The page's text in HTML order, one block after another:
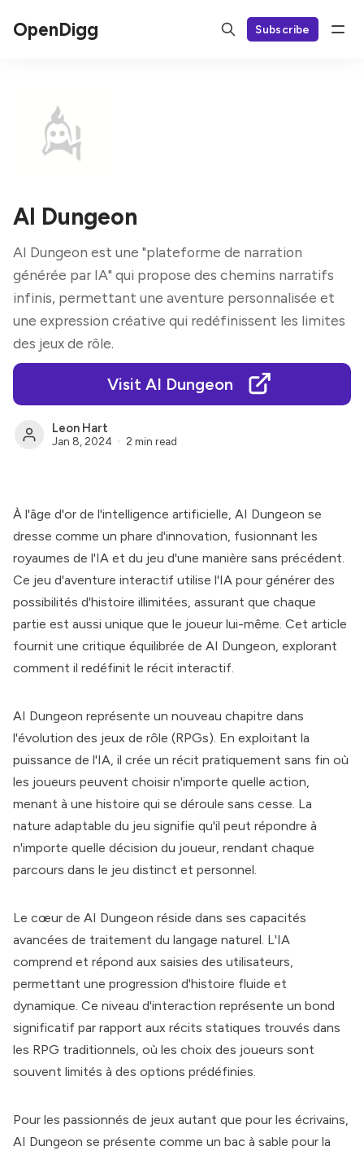
OpenDigg Subscribe
AI Dungeon
AI Dungeon est une "plateforme de narration
générée par IA" qui propose des chemins narratifs
infinis, permettant une aventure personnalisée et
une expression créative qui redéfinissent les limites
des jeux de rôle.
Visit AI Dungeon
Leon Hart
Jan 8, 2024 2 min read
À l'âge d'or de l'intelligence artificielle, AI Dungeon se
dresse comme un phare d'innovation, fusionnant les
royaumes de l'IA et du jeu d'une manière sans précédent.
Ce jeu d'aventure interactif utilise l'IA pour générer des
possibilités d'histoire illimitées, assurant que chaque
partie est aussi unique que le joueur lui-même. Cet article
fournit une critique équilibrée de AI Dungeon, explorant
comment il redéfinit le récit interactif.
AI Dungeon représente un nouveau chapitre dans
l'évolution des jeux de rôle (RPGs). En exploitant la
puissance de l'IA, il crée un récit pratiquement sans fin où
les joueurs peuvent choisir n'importe quelle action,
menant à une histoire qui se déroule sans cesse. La
nature adaptable du jeu signifie qu'il peut répondre à
n'importe quelle décision du joueur, rendant chaque
parcours dans le jeu distinct et personnel.
Le cœur de AI Dungeon réside dans ses capacités
avancées de traitement du langage naturel. L'IA
comprend et répond aux saisies des utilisateurs,
permettant une progression d'histoire fluide et
dynamique. Ce niveau d'interaction représente un bond
significatif par rapport aux récits statiques trouvés dans
les RPG traditionnels, où les choix des joueurs sont
souvent limités à des options prédéfinies.
Pour les passionnés de jeux autant que pour les écrivains,
AI Dungeon se présente comme un bac à sable pour la